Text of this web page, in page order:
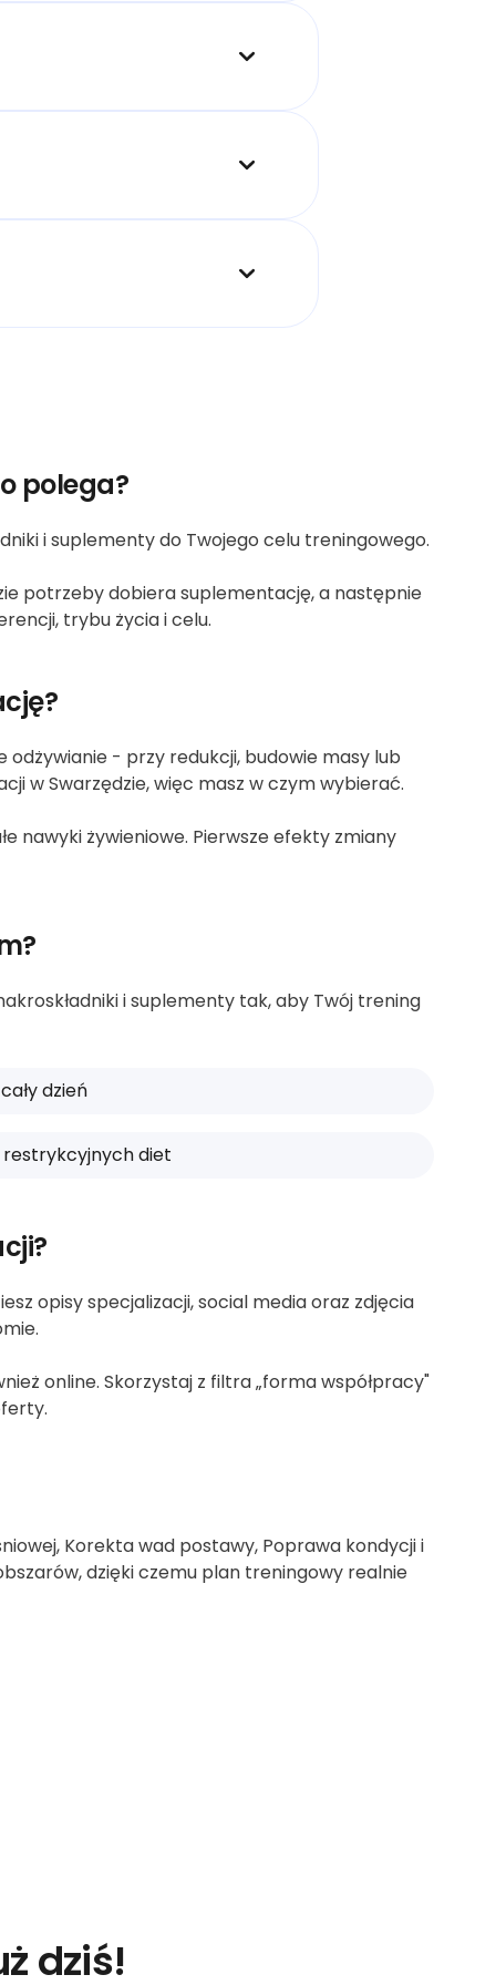
polega?
i suplementy do Twojego celu treningowego.
potrzeby dobiera suplementację, a następnie
trybu życia i celu.
- przy redukcji, budowie masy lub
w Swarzędzie, więc masz w czym wybierać.
nawyki żywieniowe. Pierwsze efekty zmiany
i suplementy tak, aby Twój trening
dzień
restrykcyjnych diet
opisy specjalizacji, social media oraz zdjęcia
online. Skorzystaj z filtra „forma współpracy"
Korekta wad postawy, Poprawa kondycji i
dzięki czemu plan treningowy realnie
dziś!